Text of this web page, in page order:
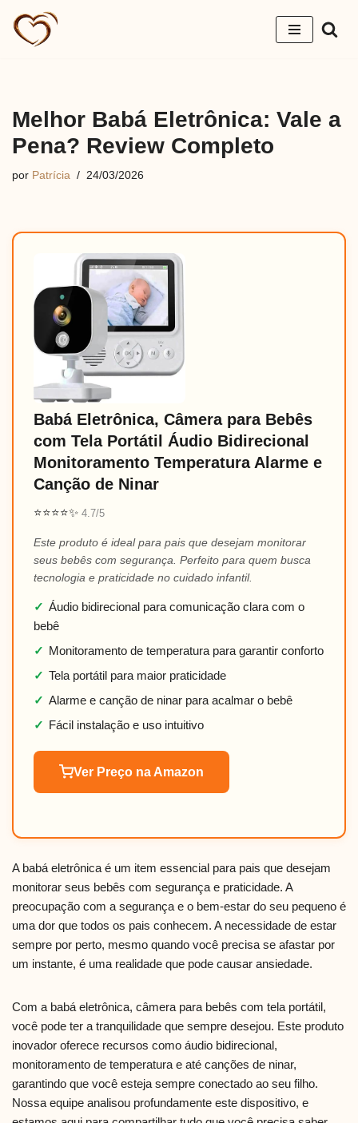
Pular
Melhor Babá Eletrônica: Vale a
Pena? Review Completo
por Patrícia 24/03/2026
Babá Eletrônica, Câmera para Bebês
com Tela Portátil Áudio Bidirecional
Monitoramento Temperatura Alarme e
Canção de Ninar
⭐⭐⭐⭐✨ 4.7/5
Este produto é ideal para pais que desejam monitorar
seus bebês com segurança. Perfeito para quem busca
tecnologia e praticidade no cuidado infantil.
✓ Áudio bidirecional para comunicação clara com o
bebê
✓ Monitoramento de temperatura para garantir conforto
✓ Tela portátil para maior praticidade
✓ Alarme e canção de ninar para acalmar o bebê
✓ Fácil instalação e uso intuitivo
Ver Preço na Amazon
A babá eletrônica é um item essencial para pais que desejam
monitorar seus bebês com segurança e praticidade. A
preocupação com a segurança e o bem-estar do seu pequeno é
uma dor que todos os pais conhecem. A necessidade de estar
sempre por perto, mesmo quando você precisa se afastar por
um instante, é uma realidade que pode causar ansiedade.
Com a babá eletrônica, câmera para bebês com tela portátil,
você pode ter a tranquilidade que sempre desejou. Este produto
inovador oferece recursos como áudio bidirecional,
monitoramento de temperatura e até canções de ninar,
garantindo que você esteja sempre conectado ao seu filho.
Nossa equipe analisou profundamente este dispositivo, e